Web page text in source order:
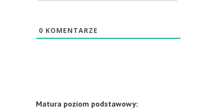
0 KOMENTARZE
Matura poziom podstawowy: